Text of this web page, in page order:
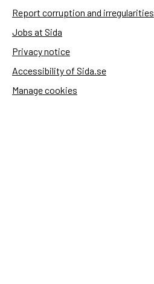
Report corruption and irregularities
Jobs at Sida
Privacy notice
Accessibility of Sida.se
Manage cookies